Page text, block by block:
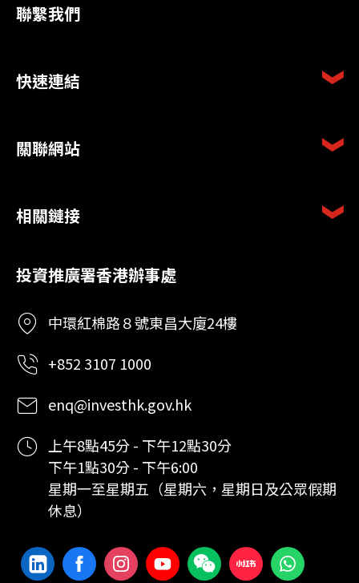
聯繫我們
快速連結
關聯網站
相關鏈接
投資推廣署香港辦事處
中環紅棉路８號東昌大廈24樓
+852 3107 1000
enq@investhk.gov.hk
上午8點45分 - 下午12點30分
下午1點30分 - 下午6:00
星期一至星期五（星期六，星期日及公眾假期
休息）